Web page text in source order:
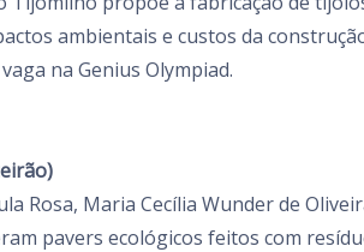
ambientais e custos da
na Genius Olympiad.
Rosa, Maria Cecília Wunder de
pavers ecológicos feitos com